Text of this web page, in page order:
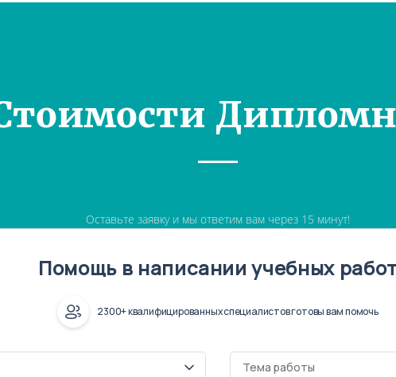
Оставьте заявку и мы ответим вам через 15 минут!
Помощь в написании учебных
2300+ квалифицированных специалистов готовы вам помочь